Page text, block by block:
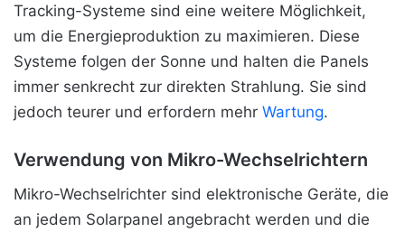
Tracking-Systeme sind eine weitere Möglichkeit,
um die Energieproduktion zu maximieren. Diese
Systeme folgen der Sonne und halten die Panels
immer senkrecht zur direkten Strahlung. Sie sind
jedoch teurer und erfordern mehr Wartung.
Verwendung von Mikro-Wechselrichtern
Mikro-Wechselrichter sind elektronische Geräte, die
an jedem Solarpanel angebracht werden und die